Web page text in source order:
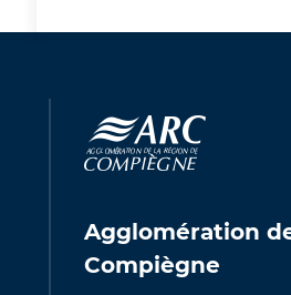
Agglomération
Compiègne